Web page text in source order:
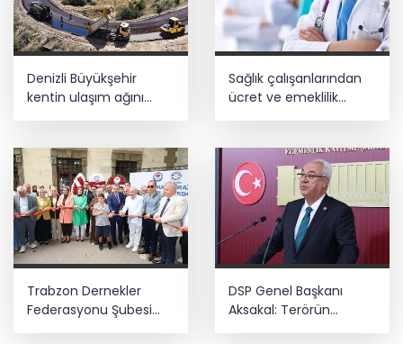
Denizli Büyükşehir
kentin ulaşım ağını
güçlendiriyor
Sağlık çalışanlarından
ücret ve emeklilik
reformu çağrısı
Trabzon Dernekler
Federasyonu Şubesi
açıldı
DSP Genel Başkanı
Aksakal: Terörün
bitirilmesi iradesine